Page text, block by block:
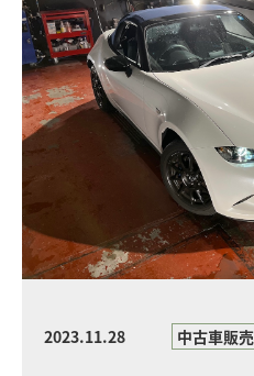
2023.11.28 中古車販売